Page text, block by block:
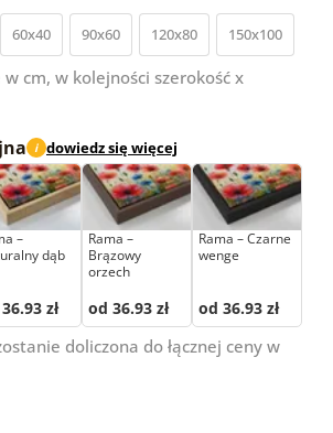
60x40 90x60 120x80 150x100
cm, w kolejności szerokość x
i dowiedz się więcej
–
dąb
zł
Rama –
Brązowy
orzech
od 36.93 zł
Rama – Czarne
wenge
od 36.93 zł
doliczona do łącznej ceny w